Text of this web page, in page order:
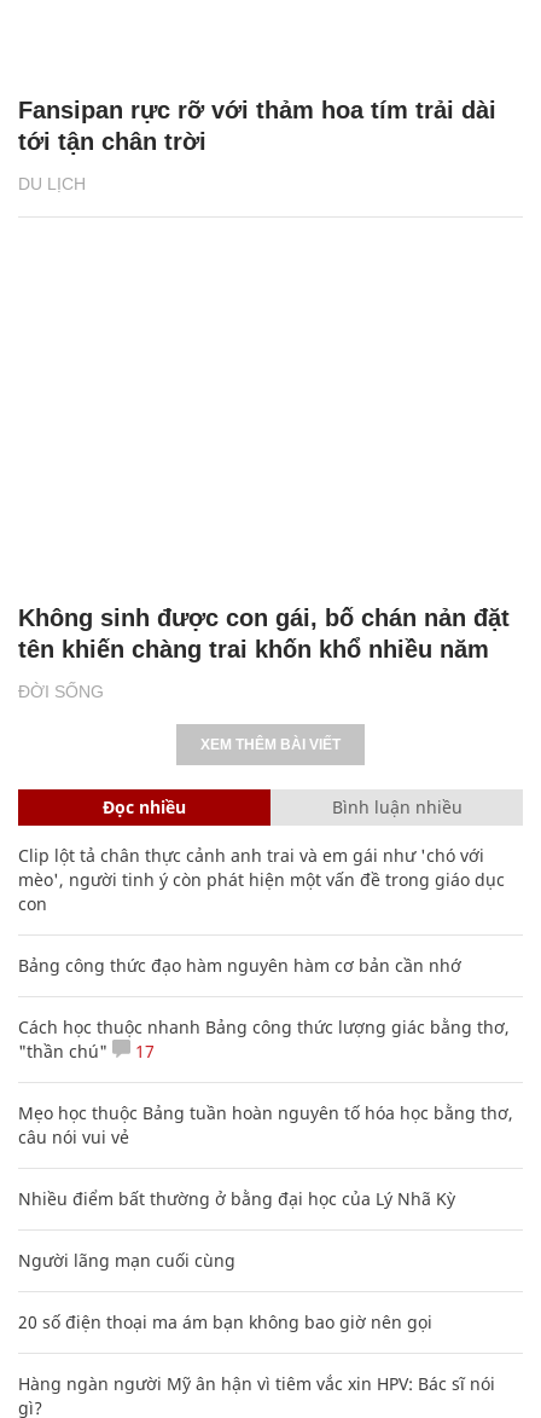
DU LỊCH
Fansipan rực rỡ với thảm hoa tím trải dài
tới tận chân trời
ĐỜI SỐNG
Không sinh được con gái, bố chán nản đặt
tên khiến chàng trai khốn khổ nhiều năm
XEM THÊM BÀI VIẾT
Đọc nhiều Bình luận nhiều
Clip lột tả chân thực cảnh anh trai và em gái như 'chó với
mèo', người tinh ý còn phát hiện một vấn đề trong giáo dục
con
Bảng công thức đạo hàm nguyên hàm cơ bản cần nhớ
Cách học thuộc nhanh Bảng công thức lượng giác bằng thơ,
"thần chú"
17
Mẹo học thuộc Bảng tuần hoàn nguyên tố hóa học bằng thơ,
câu nói vui vẻ
Nhiều điểm bất thường ở bằng đại học của Lý Nhã Kỳ
Người lãng mạn cuối cùng
20 số điện thoại ma ám bạn không bao giờ nên gọi
Hàng ngàn người Mỹ ân hận vì tiêm vắc xin HPV: Bác sĩ nói
gì?